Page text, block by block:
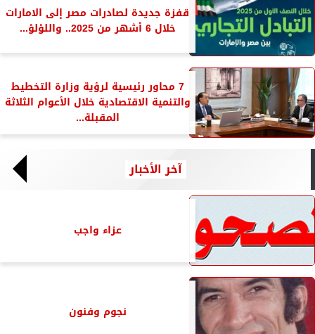
قفزة جديدة لصادرات مصر إلى الامارات
خلال 6 أشهر من 2025.. واللؤلؤ...
7 محاور رئيسية لرؤية وزارة التخطيط
والتنمية الاقتصادية خلال الأعوام الثلاثة
المقبلة...
آخر الأخبار
عزاء واجب
نجوم وفنون